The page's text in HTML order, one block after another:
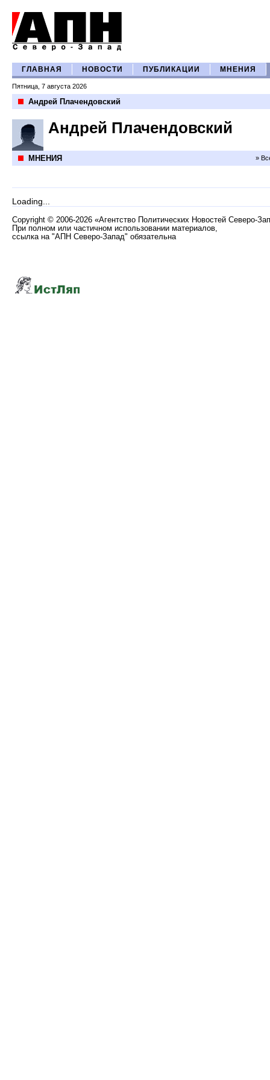
ГЛАВНАЯ НОВОСТИ ПУБЛИКАЦИИ МНЕНИЯ
Пятница, 7 августа 2026
Андрей Плачендовский
Андрей Плачендовский
МНЕНИЯ »
Loading...
Copyright © 2006-2026 «Агентство Политических Новостей Северо-
При полном или частичном использовании материалов,
ссылка на "АПН Северо-Запад" обязательна